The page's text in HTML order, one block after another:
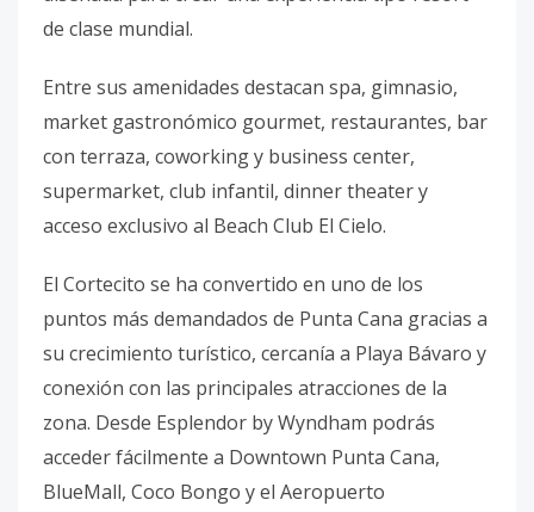
de clase mundial.
Entre sus amenidades destacan spa, gimnasio,
market gastronómico gourmet, restaurantes, bar
con terraza, coworking y business center,
supermarket, club infantil, dinner theater y
acceso exclusivo al Beach Club El Cielo.
El Cortecito se ha convertido en uno de los
puntos más demandados de Punta Cana gracias a
su crecimiento turístico, cercanía a Playa Bávaro y
conexión con las principales atracciones de la
zona. Desde Esplendor by Wyndham podrás
acceder fácilmente a Downtown Punta Cana,
BlueMall, Coco Bongo y el Aeropuerto